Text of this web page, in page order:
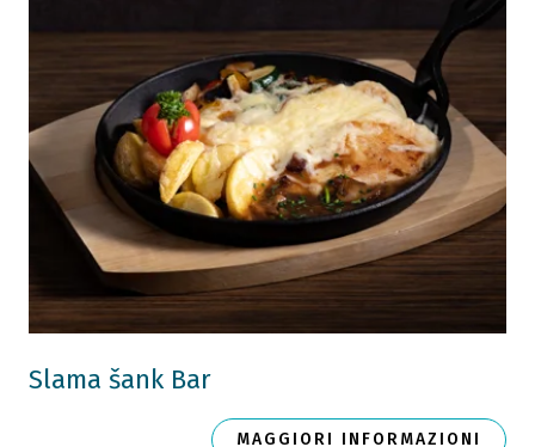
Slama šank Bar
MAGGIORI INFORMAZIONI